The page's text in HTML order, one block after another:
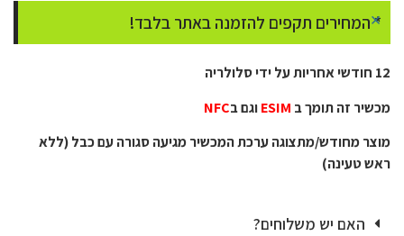
* המחירים תקפים להזמנה באתר בלבד!
×
12 חודשי אחריות על ידי סלולריה
מכשיר זה תומך ב ESIMוגם בNFC
מוצר מחודש/מתצוגה ערכת המכשיר מגיעה סגורה עם כבל (ללא
ראש טעינה)
האם יש משלוחים?